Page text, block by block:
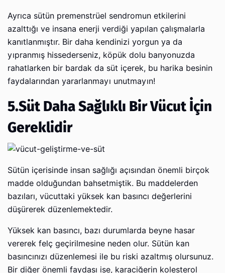
Ayrıca sütün premenstrüel sendromun etkilerini
azalttığı ve insana enerji verdiği yapılan çalışmalarla
kanıtlanmıştır. Bir daha kendinizi yorgun ya da
yıpranmış hissederseniz, köpük dolu banyonuzda
rahatlarken bir bardak da süt içerek, bu harika besinin
faydalarından yararlanmayı unutmayın!
5.Süt Daha Sağlıklı Bir Vücut İçin
Gereklidir
Sütün içerisinde insan sağlığı açısından önemli birçok
madde olduğundan bahsetmiştik. Bu maddelerden
bazıları, vücuttaki yüksek kan basıncı değerlerini
düşürerek düzenlemektedir.
Yüksek kan basıncı, bazı durumlarda beyne hasar
vererek felç geçirilmesine neden olur. Sütün kan
basıncınızı düzenlemesi ile bu riski azaltmış olursunuz.
Bir diğer önemli faydası ise, karaciğerin kolesterol